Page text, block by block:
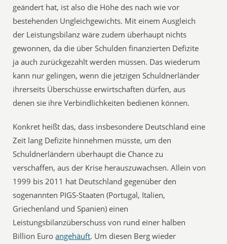
geändert hat, ist also die Höhe des nach wie vor
bestehenden Ungleichgewichts. Mit einem Ausgleich
der Leistungsbilanz wäre zudem überhaupt nichts
gewonnen, da die über Schulden finanzierten Defizite
ja auch zurückgezahlt werden müssen. Das wiederum
kann nur gelingen, wenn die jetzigen Schuldnerländer
ihrerseits Überschüsse erwirtschaften dürfen, aus
denen sie ihre Verbindlichkeiten bedienen können.
Konkret heißt das, dass insbesondere Deutschland eine
Zeit lang Defizite hinnehmen müsste, um den
Schuldnerländern überhaupt die Chance zu
verschaffen, aus der Krise herauszuwachsen. Allein von
1999 bis 2011 hat Deutschland gegenüber den
sogenannten PIGS-Staaten (Portugal, Italien,
Griechenland und Spanien) einen
Leistungsbilanzüberschuss von rund einer halben
Billion Euroangehäuft. Um diesen Berg wieder